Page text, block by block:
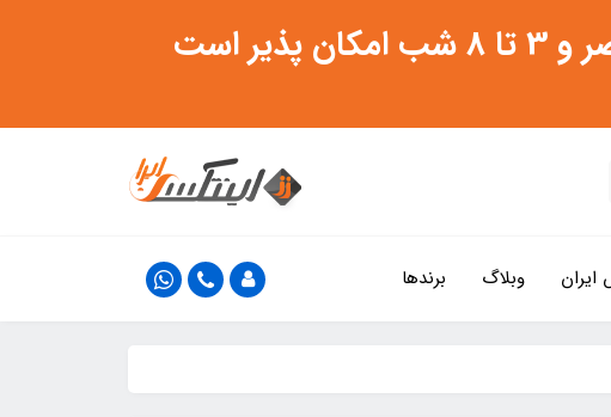
وبلاگ برندها